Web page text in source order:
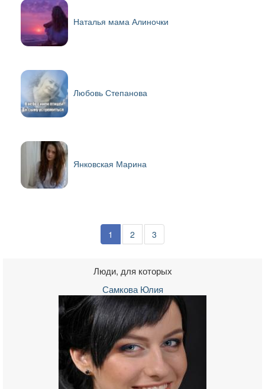
Наталья мама Алиночки
Любовь Степанова
Янковская Марина
1 2 3
Люди, для которых
Самкова Юлия